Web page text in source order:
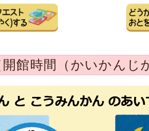
館時間（かいかんじ